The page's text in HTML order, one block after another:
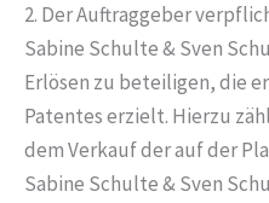
2. Der Auftraggeber
Sabine Schulte & Sven
Erlösen zu beteiligen, die
Patentes erzielt. Hierzu
dem Verkauf der auf der
Sabine Schulte & Sven